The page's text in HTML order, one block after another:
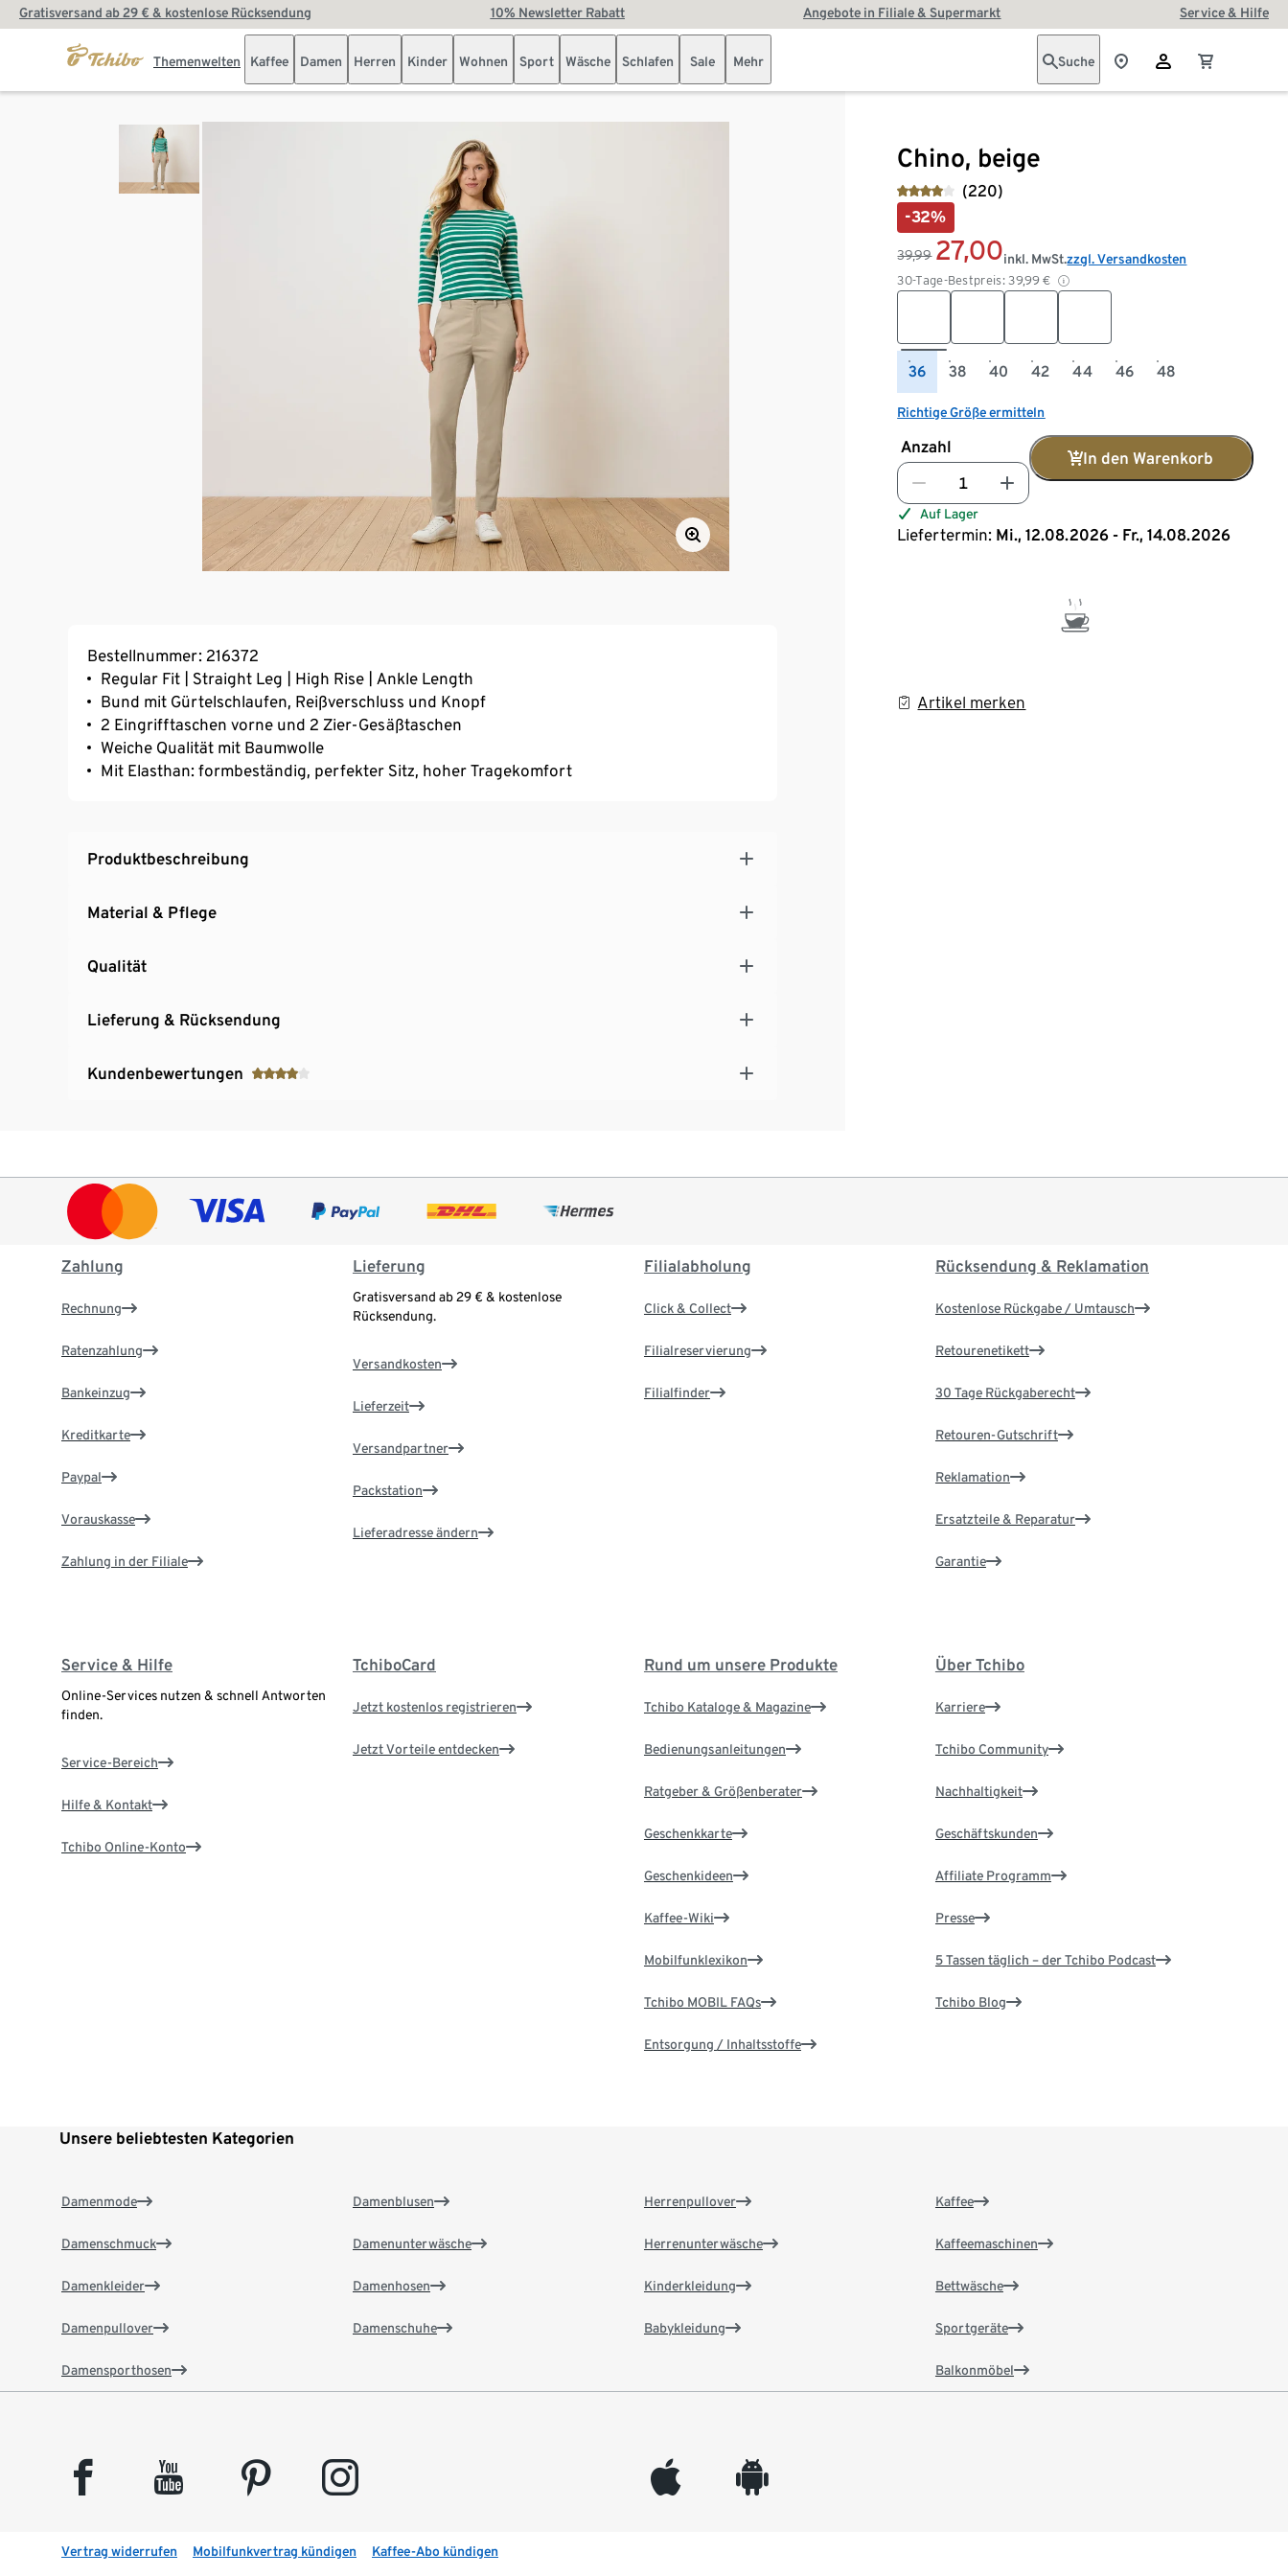
Gratisversand ab 29 € & kostenlose Rücksendung 10% Newsletter Rabatt Angebote in Filiale & Supermarkt Service & Hilfe
Themenwelten Kaffee Damen Herren Kinder Wohnen Sport Wäsche Schlafen Sale Mehr Suche
Chino, beige
(220)
-32%
39,99 27,00
30-Tage-Bestpreis: 39,99 €
inkl. MwSt.zzgl. Versandkosten
36 38 40 42 44 46 48
Richtige Größe ermitteln
Anzahl
In den Warenkorb
Auf Lager
Liefertermin: Mi., 12.08.2026 - Fr., 14.08.2026
Artikel merken
Bestellnummer: 216372
Regular Fit | Straight Leg | High Rise | Ankle Length
Bund mit Gürtelschlaufen, Reißverschluss und Knopf
2 Eingrifftaschen vorne und 2 Zier-Gesäßtaschen
Weiche Qualität mit Baumwolle
Mit Elasthan: formbeständig, perfekter Sitz, hoher Tragekomfort
Produktbeschreibung
Material & Pflege
Qualität
Lieferung & Rücksendung
Kundenbewertungen
Zahlung
Rechnung
Ratenzahlung
Bankeinzug
Kreditkarte
Paypal
Vorauskasse
Zahlung in der Filiale
Lieferung
Gratisversand ab 29 € & kostenlose
Rücksendung.
Versandkosten
Lieferzeit
Versandpartner
Packstation
Lieferadresse ändern
Filialabholung
Click & Collect
Filialreservierung
Filialfinder
Rücksendung & Reklamation
Kostenlose Rückgabe / Umtausch
Retourenetikett
30 Tage Rückgaberecht
Retouren-Gutschrift
Reklamation
Ersatzteile & Reparatur
Garantie
Service & Hilfe
Online-Services nutzen & schnell Antworten
finden.
Service-Bereich
Hilfe & Kontakt
Tchibo Online-Konto
TchiboCard
Jetzt kostenlos registrieren
Jetzt Vorteile entdecken
Rund um unsere Produkte
Tchibo Kataloge & Magazine
Bedienungsanleitungen
Ratgeber & Größenberater
Geschenkkarte
Geschenkideen
Kaffee-Wiki
Mobilfunklexikon
Tchibo MOBIL FAQs
Entsorgung / Inhaltsstoffe
Über Tchibo
Karriere
Tchibo Community
Nachhaltigkeit
Geschäftskunden
Affiliate Programm
Presse
5 Tassen täglich – der Tchibo Podcast
Tchibo Blog
Unsere beliebtesten Kategorien
Damenmode
Damenschmuck
Damenkleider
Damenpullover
Damensporthosen
Damenblusen
Damenunterwäsche
Damenhosen
Damenschuhe
Herrenpullover
Herrenunterwäsche
Kinderkleidung
Babykleidung
Kaffee
Kaffeemaschinen
Bettwäsche
Sportgeräte
Balkonmöbel
facebook youtube pinterest instagram appleinc android
Vertrag widerrufen Mobilfunkvertrag kündigen Kaffee-Abo kündigen